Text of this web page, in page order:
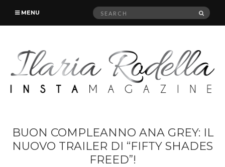
MENU
Search
BUON COMPLEANNO ANA GREY: IL
NUOVO TRAILER DI “FIFTY SHADES
FREED”!